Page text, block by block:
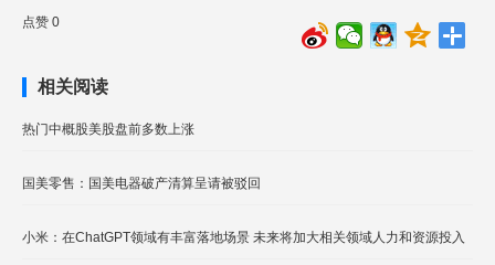
点赞 0
相关阅读
热门中概股美股盘前多数上涨
国美零售：国美电器破产清算呈请被驳回
小米：在ChatGPT领域有丰富落地场景 未来将加大相关领域人力和资源投入